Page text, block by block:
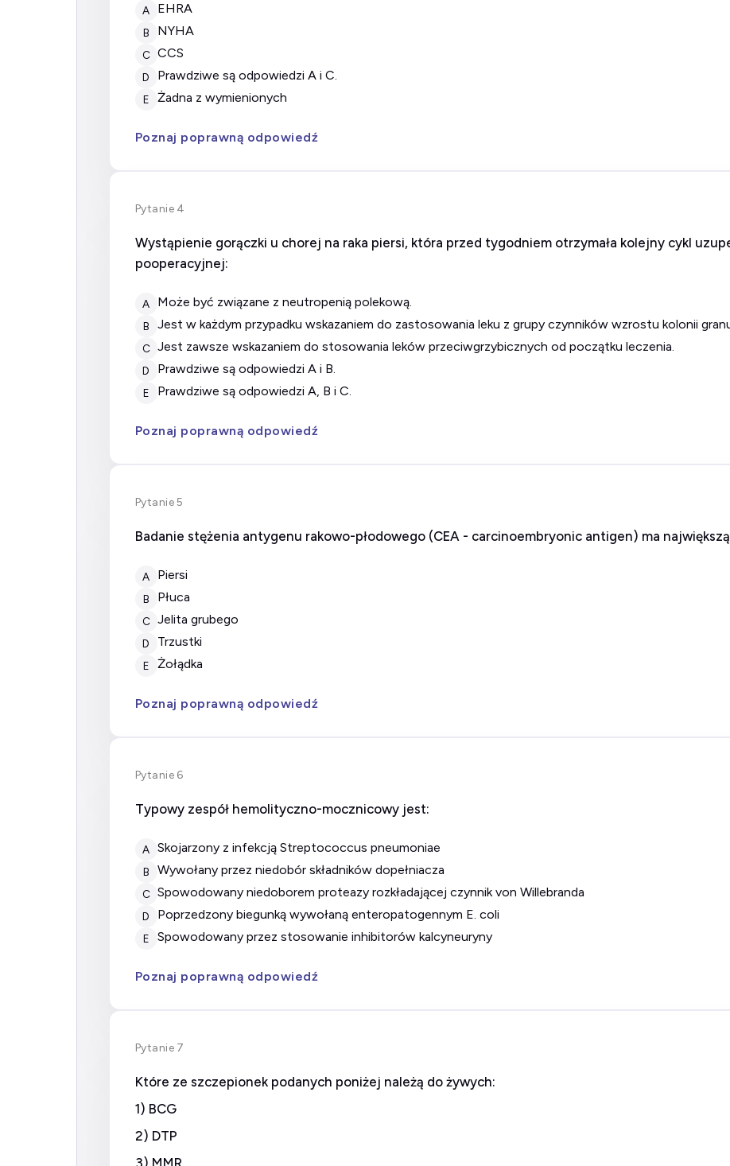
A EHRA
B NYHA
C CCS
D prawdziwe są odpowiedzi A i C.
E żadna z wymienionych
Poznaj poprawną odpowiedź
Pytanie 4
Wystąpienie gorączki u chorej na raka piersi, która przed tygodniem otrzymała kolejny cykl
pooperacyjnej:
A może być związane z neutropenią polekową.
B jest w każdym przypadku wskazaniem do zastosowania leku z grupy czynników wzrostu kolonii
C jest zawsze wskazaniem do stosowania leków przeciwgrzybicznych od początku leczenia.
D prawdziwe są odpowiedzi A i B.
E prawdziwe są odpowiedzi A, B i C.
Poznaj poprawną odpowiedź
Pytanie 5
Badanie stężenia antygenu rakowo-płodowego (CEA - carcinoembryonic antigen) ma
A Piersi
B Płuca
C Jelita grubego
D Trzustki
E Żołądka
Poznaj poprawną odpowiedź
Pytanie 6
Typowy zespół hemolityczno-mocznicowy jest:
A skojarzony z infekcją Streptococcus pneumoniae
B wywołany przez niedobór składników dopełniacza
C spowodowany niedoborem proteazy rozkładającej czynnik von Willebranda
D poprzedzony biegunką wywołaną enteropatogennym E. coli
E spowodowany przez stosowanie inhibitorów kalcyneuryny
Poznaj poprawną odpowiedź
Pytanie 7
Które ze szczepionek podanych poniżej należą do żywych:
1) BCG
2) DTP
3) MMR